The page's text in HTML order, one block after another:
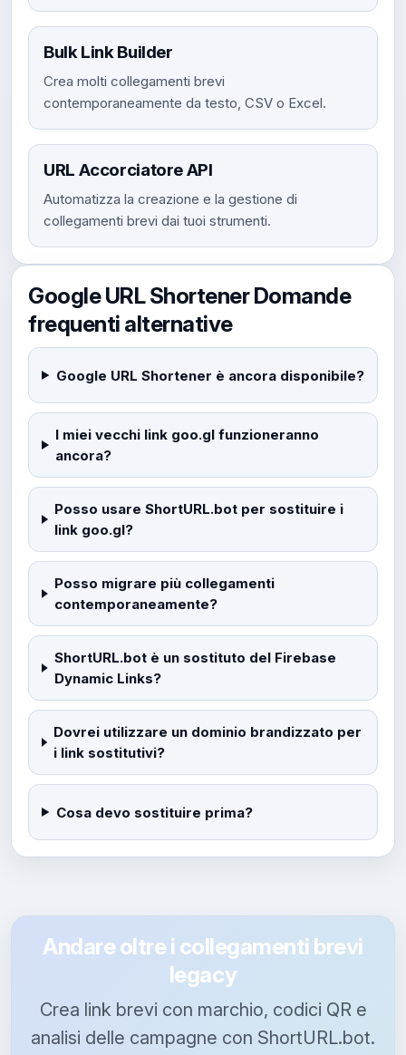
Bulk Link Builder
Crea molti collegamenti brevi
contemporaneamente da testo, CSV o Excel.
URL Accorciatore API
Automatizza la creazione e la gestione di
collegamenti brevi dai tuoi strumenti.
Google URL Shortener Domande
frequenti alternative
Google URL Shortener è ancora disponibile?
I miei vecchi link goo.gl funzioneranno
ancora?
Posso usare ShortURL.bot per sostituire i
link goo.gl?
Posso migrare più collegamenti
contemporaneamente?
ShortURL.bot è un sostituto del Firebase
Dynamic Links?
Dovrei utilizzare un dominio brandizzato per
i link sostitutivi?
Cosa devo sostituire prima?
Andare oltre i collegamenti brevi
legacy
Crea link brevi con marchio, codici QR e
analisi delle campagne con ShortURL.bot.